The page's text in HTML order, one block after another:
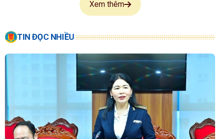
Xem thêm
TIN ĐỌC NHIỀU